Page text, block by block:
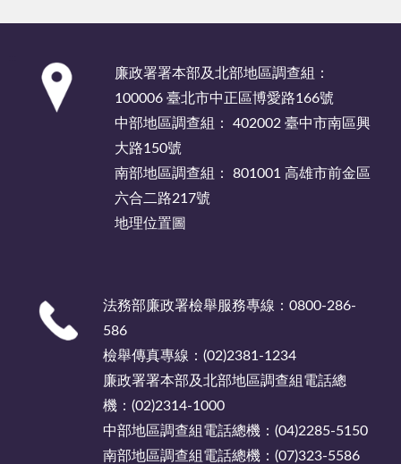
廉政署署本部及北部地區調查組：
100006 臺北市中正區博愛路166號
中部地區調查組： 402002 臺中市南區興
大路150號
南部地區調查組： 801001 高雄市前金區
六合二路217號
地理位置圖
法務部廉政署檢舉服務專線：0800-286-
586
檢舉傳真專線：(02)2381-1234
廉政署署本部及北部地區調查組電話總
機：(02)2314-1000
中部地區調查組電話總機：(04)2285-5150
南部地區調查組電話總機：(07)323-5586